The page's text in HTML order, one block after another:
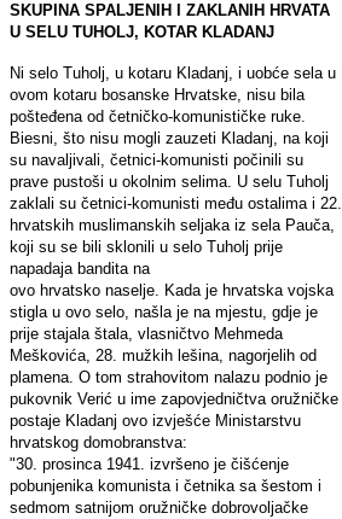
SKUPINA SPALJENIH I ZAKLANIH HRVATA
U SELU TUHOLJ, KOTAR KLADANJ
Ni selo Tuholj, u kotaru Kladanj, i uobće sela u
ovom kotaru bosanske Hrvatske, nisu bila
pošteđena od četničko-komunističke ruke.
Biesni, što nisu mogli zauzeti Kladanj, na koji
su navaljivali, četnici-komunisti počinili su
prave pustoši u okolnim selima. U selu Tuholj
zaklali su četnici-komunisti među ostalima i 22.
hrvatskih muslimanskih seljaka iz sela Pauča,
koji su se bili sklonili u selo Tuholj prije
napadaja bandita na
ovo hrvatsko naselje. Kada je hrvatska vojska
stigla u ovo selo, našla je na mjestu, gdje je
prije stajala štala, vlasničtvo Mehmeda
Meškovića, 28. mužkih lešina, nagorjelih od
plamena. O tom strahovitom nalazu podnio je
pukovnik Verić u ime zapovjedničtva oružničke
postaje Kladanj ovo izvješće Ministarstvu
hrvatskog domobranstva:
"30. prosinca 1941. izvršeno je čišćenje
pobunjenika komunista i četnika sa šestom i
sedmom satnijom oružničke dobrovoljačke